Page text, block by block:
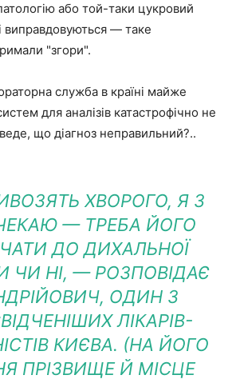
або той-таки цукровий
виправдовуються — таке
"згори".
служба в країні майже
для аналізів катастрофічно не
що діагноз неправильний?..
ХВОРОГО, Я З
— ТРЕБА ЙОГО
ДО ДИХАЛЬНОЇ
ЧИ НІ, — РОЗПОВІДАЄ
ОДИН З
ЛІКАРІВ-
КИЄВА. (НА ЙОГО
ПРІЗВИЩЕ Й МІСЦЕ